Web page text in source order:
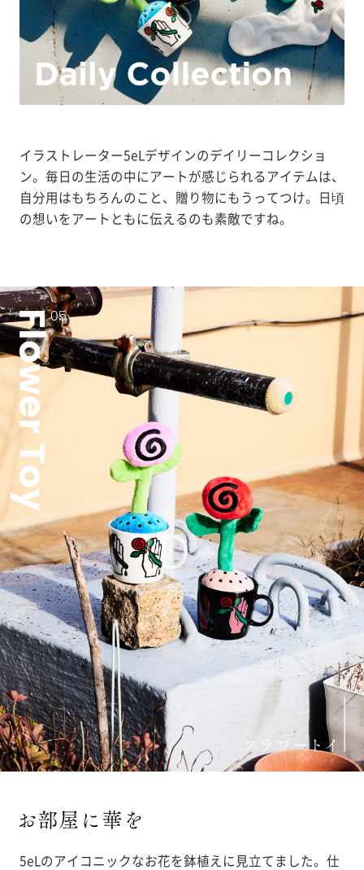
イラストレーター5eLデザインのデイリーコレクショ
ン。毎日の生活の中にアートが感じられるアイテムは、
自分用はもちろんのこと、贈り物にもうってつけ。日頃
の想いをアートともに伝えるのも素敵ですね。
5eLのアイコニックなお花を鉢植えに見立てました。仕